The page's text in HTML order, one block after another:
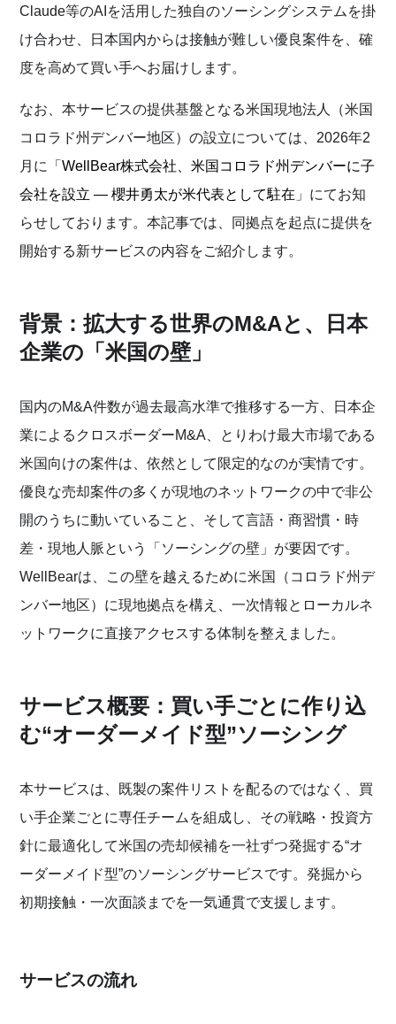
Claude等のAIを活用した独自のソーシングシステムを掛
け合わせ、日本国内からは接触が難しい優良案件を、確
度を高めて買い手へお届けします。
なお、本サービスの提供基盤となる米国現地法人（米国
コロラド州デンバー地区）の設立については、2026年2
月に「WellBear株式会社、米国コロラド州デンバーに子
会社を設立 — 櫻井勇太が米代表として駐在 」にてお知
らせしております。本記事では、同拠点を起点に提供を
開始する新サービスの内容をご紹介します。
背景：拡大する世界のM&Aと、日本
企業の「米国の壁」
国内のM&A件数が過去最高水準で推移する一方、日本企
業によるクロスボーダーM&A、とりわけ最大市場である
米国向けの案件は、依然として限定的なのが実情です。
優良な売却案件の多くが現地のネットワークの中で非公
開のうちに動いていること、そして言語・商習慣・時
差・現地人脈という「ソーシングの壁」が要因です。
WellBearは、この壁を越えるために米国（コロラド州デ
ンバー地区）に現地拠点を構え、一次情報とローカルネ
ットワークに直接アクセスする体制を整えました。
サービス概要：買い手ごとに作り込
む“オーダーメイド型”ソーシング
本サービスは、既製の案件リストを配るのではなく、買
い手企業ごとに専任チームを組成し、その戦略・投資方
針に最適化して米国の売却候補を一社ずつ発掘する“オ
ーダーメイド型”のソーシングサービスです。発掘から
初期接触・一次面談までを一気通貫で支援します。
サービスの流れ